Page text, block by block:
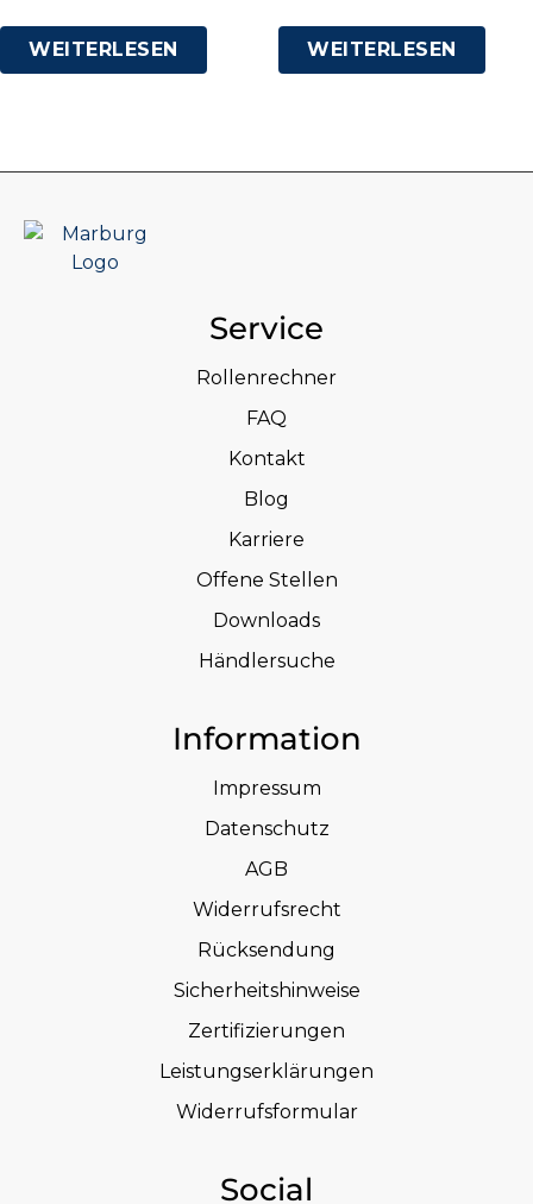
WEITERLESEN WEITERLESEN
Service
Rollenrechner
FAQ
Kontakt
Blog
Karriere
Offene Stellen
Downloads
Händlersuche
Information
Impressum
Datenschutz
AGB
Widerrufsrecht
Rücksendung
Sicherheitshinweise
Zertifizierungen
Leistungserklärungen
Widerrufsformular
Social